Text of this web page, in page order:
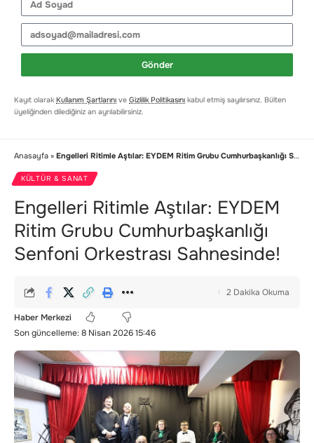
Gönder
Kayıt olarak Kullanım Şartlarını ve Gizlilik Politikasını kabul etmiş sayılırsınız. Bülten
üyeliğinden dilediğiniz an ayrılabilirsiniz.
Anasayfa » Engelleri Ritimle Aştılar: EYDEM Ritim Grubu Cumhurbaşkanlığı Senfoni Orkestrası Sahnesinde!
KÜLTÜR & SANAT
Engelleri Ritimle Aştılar: EYDEM
Ritim Grubu Cumhurbaşkanlığı
Senfoni Orkestrası Sahnesinde!
Son güncelleme: 8 Nisan 2026 15:46
Haber Merkezi
2 Dakika Okuma